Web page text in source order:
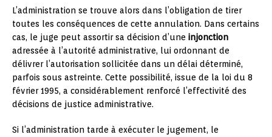
L’administration se trouve alors dans l’obligation de tirer
toutes les conséquences de cette annulation. Dans certains
cas, le juge peut assortir sa décision d’une injonction
adressée à l’autorité administrative, lui ordonnant de
délivrer l’autorisation sollicitée dans un délai déterminé,
parfois sous astreinte. Cette possibilité, issue de la loi du 8
février 1995, a considérablement renforcé l’effectivité des
décisions de justice administrative.
Si l’administration tarde à exécuter le jugement, le